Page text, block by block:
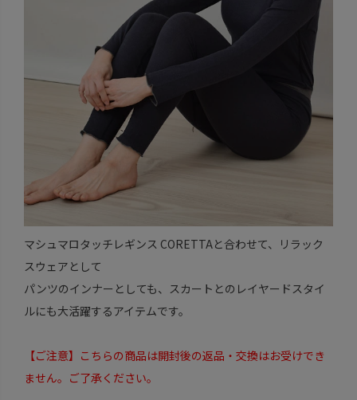
マシュマロタッチレギンス CORETTAと合わせて、リラック
スウェアとして
パンツのインナーとしても、スカートとのレイヤードスタイ
ルにも大活躍するアイテムです。
【ご注意】こちらの商品は開封後の返品・交換はお受けでき
ません。ご了承ください。